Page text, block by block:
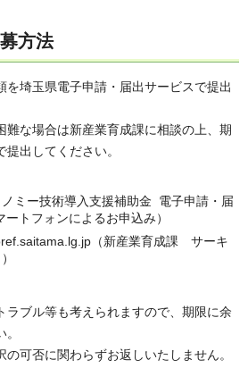
方法
を埼玉県電子申請・届出サービスで提出
難な場合は新産業育成課に相談の上、期
出してください。
ミー技術導入支援補助金 電子申請・届
トフォンによるお申込み）
（新産業育成課 サーキ
ブル等も考えられますので、期限に余
可否に関わらずお返しいたしません。